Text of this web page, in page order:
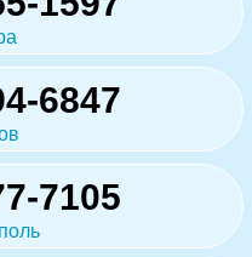
6847
7105